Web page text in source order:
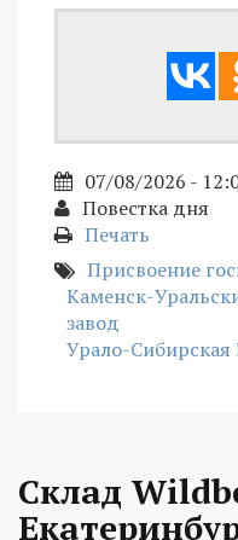
07/08/2026 -
Повестка дня
Печать
Присвоение
Каменск-
завод
Урало-
Склад